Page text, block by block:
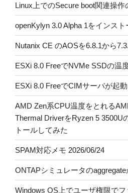
Linux上でのSecure boot関連操作
openKylyn 3.0 Alpha 1をインスト
Nutanix CE のAOSを6.8.1から
ESXi 8.0 FreeでNVMe SSDの温
ESXi 8.0 FreeでCIMサーバが起
AMD Zen系CPU温度をとれる
Thermal DriverをRyzen 5 3500U
トールしてみた
SPAM対応メモ 2026/06/24
ONTAPシミュレータの
Windows OS上でユーザ権限で